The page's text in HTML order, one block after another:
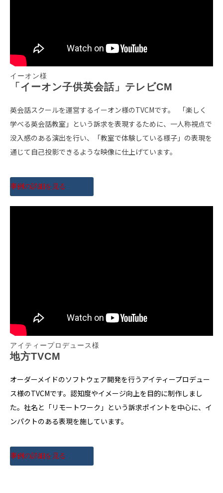
イーオン様
「イーオン子供英会話」テレビCM
英会話スクールを運営するイーオン様のTVCMです。 「楽しく
学べる英会話教室」という訴求を表現するために、一人称視点で
没入感のある演出を行い、「教室で体験している様子」の表現を
通じて自己投影できるような映像に仕上げています。
事例の詳細を見る
アイティープロデュース様
地方TVCM
オーダーメイドのソフトウェア開発を行うアイティープロデュー
ス様のTVCMです。認知度やイメージ向上を目的に制作しまし
た。社名と「リモートワーク」という訴求ポイントを中心に、イ
ンパクトのある表現を施しています。
事例の詳細を見る